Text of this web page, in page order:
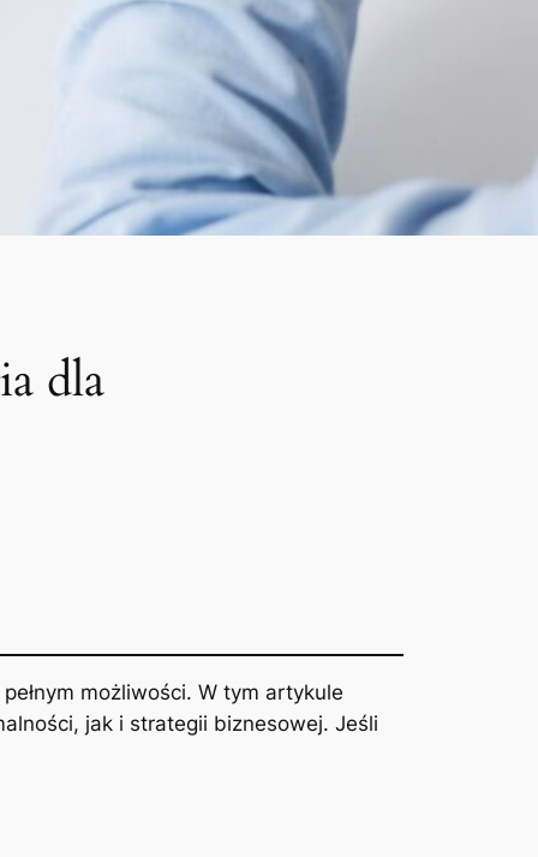
dla
możliwości. W tym artykule
jak i strategii biznesowej. Jeśli